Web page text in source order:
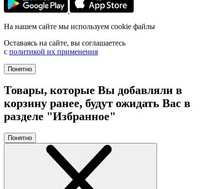
На нашем сайте мы используем cookie файлы
Оставаясь на сайте, вы соглашаетесь
с политикой их применения
Понятно
Товары, которые Вы добавляли в
корзину ранее, будут ожидать Вас в
разделе "Избранное"
Понятно